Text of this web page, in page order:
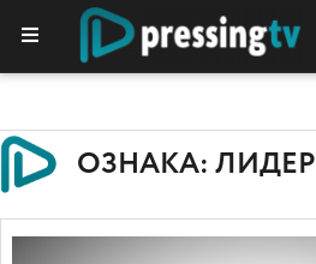
ОЗНАКА: ЛИДЕР